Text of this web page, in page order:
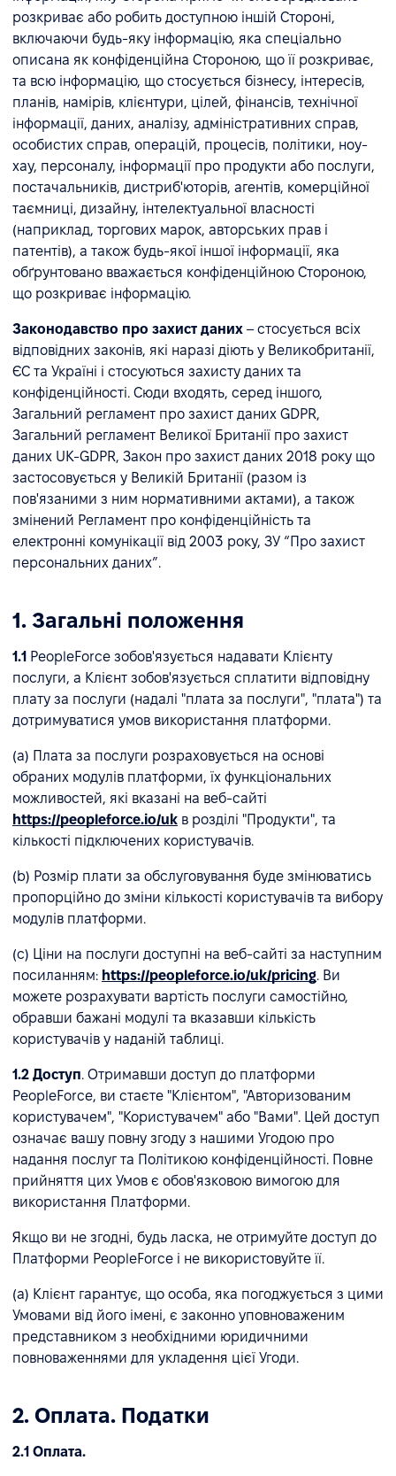
розкриває або робить доступною іншій Стороні,
включаючи будь-яку інформацію, яка спеціально
описана як конфіденційна Стороною, що її розкриває,
та всю інформацію, що стосується бізнесу, інтересів,
планів, намірів, клієнтури, цілей, фінансів, технічної
інформації, даних, аналізу, адміністративних справ,
особистих справ, операцій, процесів, політики, ноу-
хау, персоналу, інформації про продукти або послуги,
постачальників, дистриб'юторів, агентів, комерційної
таємниці, дизайну, інтелектуальної власності
(наприклад, торгових марок, авторських прав і
патентів), а також будь-якої іншої інформації, яка
обґрунтовано вважається конфіденційною Стороною,
що розкриває інформацію.
Законодавство про захист даних – стосується всіх
відповідних законів, які наразі діють у Великобританії,
ЄС та Україні і стосуються захисту даних та
конфіденційності. Сюди входять, серед іншого,
Загальний регламент про захист даних GDPR,
Загальний регламент Великої Британії про захист
даних UK-GDPR, Закон про захист даних 2018 року що
застосовується у Великій Британії (разом із
пов'язаними з ним нормативними актами), а також
змінений Регламент про конфіденційність та
електронні комунікації від 2003 року, ЗУ “Про захист
персональних даних”.
1. Загальні положення
1.1 PeopleForce зобов'язується надавати Клієнту
послуги, а Клієнт зобов'язується сплатити відповідну
плату за послуги (надалі "плата за послуги", "плата") та
дотримуватися умов використання платформи.
(a) Плата за послуги розраховується на основі
обраних модулів платформи, їх функціональних
можливостей, які вказані на веб-сайті
https://peopleforce.io/uk в розділі "Продукти", та
кількості підключених користувачів.
(b) Розмір плати за обслуговування буде змінюватись
пропорційно до зміни кількості користувачів та вибору
модулів платформи.
(c) Ціни на послуги доступні на веб-сайті за наступним
посиланням: https://peopleforce.io/uk/pricing. Ви
можете розрахувати вартість послуги самостійно,
обравши бажані модулі та вказавши кількість
користувачів у наданій таблиці.
1.2 Доступ. Отримавши доступ до платформи
PeopleForce, ви стаєте "Клієнтом", "Авторизованим
користувачем", "Користувачем" або "Вами". Цей доступ
означає вашу повну згоду з нашими Угодою про
надання послуг та Політикою конфіденційності. Повне
прийняття цих Умов є обов'язковою вимогою для
використання Платформи.
Якщо ви не згодні, будь ласка, не отримуйте доступ до
Платформи PeopleForce і не використовуйте її.
(a) Клієнт гарантує, що особа, яка погоджується з цими
Умовами від його імені, є законно уповноваженим
представником з необхідними юридичними
повноваженнями для укладення цієї Угоди.
2. Оплата. Податки
2.1 Оплата.